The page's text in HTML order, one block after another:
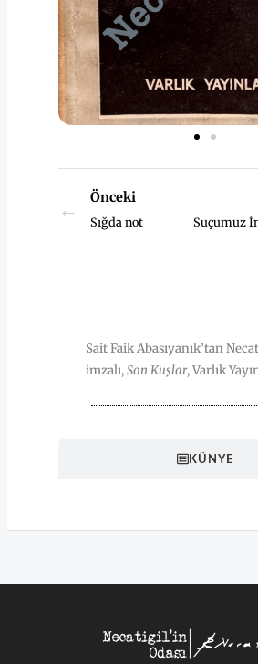
← Önceki
Sığda not Suçumuz
KÜNYE
Sait Faik Abasıyanık’tan
imzalı,Son Kuşlar, Varlık